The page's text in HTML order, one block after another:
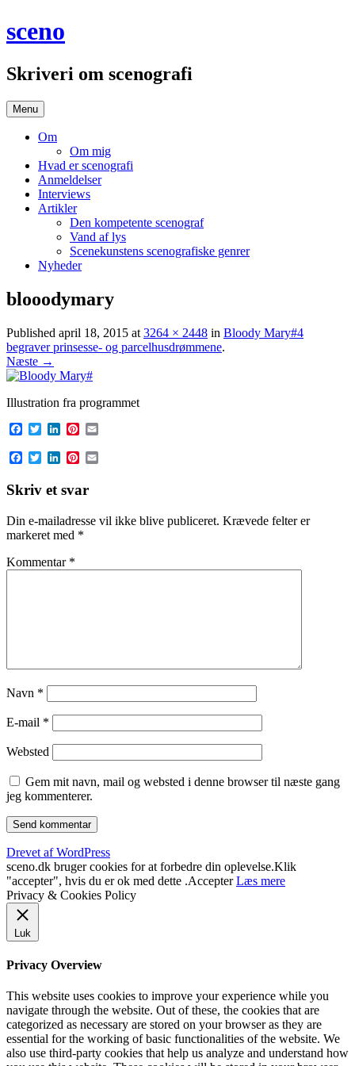
til
sceno
Skriveri om scenografi
Menu
Om
Om mig
Hvad er scenografi
Anmeldelser
Interviews
Artikler
Den kompetente scenograf
Vand af lys
Scenekunstens scenografiske genrer
Nyheder
blooodymary
Published april 18, 2015 at 3264 × 2448 in Bloody Mary#4
begraver prinsesse- og parcelhusdrømmene.
Næste →
Illustration fra programmet
Facebook
TwitterLinkedInPinterest
Facebook
TwitterLinkedInPinterest
Skriv et svar
Din e-mailadresse vil ikke blive publiceret. Krævede felter er
markeret med *
Kommentar *
Navn *
E-mail *
Websted
Gem mit navn, mail og websted i denne browser til næste gang
jeg kommenterer.
Drevet af WordPress
sceno.dk bruger cookies for at forbedre din oplevelse.Klik
"accepter", hvis du er ok med dette .Accepter Læs mere
Privacy & Cookies Policy
Luk
Privacy Overview
This website uses cookies to improve your experience while you
navigate through the website. Out of these, the cookies that are
categorized as necessary are stored on your browser as they are
essential for the working of basic functionalities of the website. We
also use third-party cookies that help us analyze and understand how